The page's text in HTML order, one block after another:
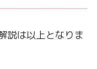
説は以上となりま